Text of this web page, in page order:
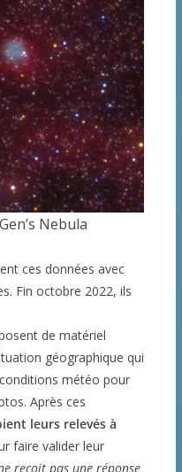
Nebula
ces données avec
Fin octobre 2022, ils
de matériel
géographique qui
météo pour
Après ces
leurs relevés à
faire valider leur
reçoit pas une réponse